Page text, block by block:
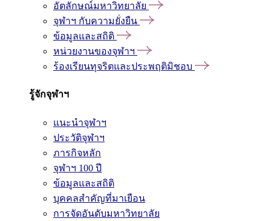
อัตลักษณ์มหาวิทยาลัย
จุฬาฯ กับความยั่งยืน
ข้อมูลและสถิติ
หน่วยงานของจุฬาฯ
ร้องเรียนทุจริตและประพฤติมิชอบ
รู้จักจุฬาฯ
แนะนำจุฬาฯ
ประวัติจุฬาฯ
ภารกิจหลัก
จุฬาฯ 100 ปี
ข้อมูลและสถิติ
บุคคลสำคัญที่มาเยือน
การจัดอันดับมหาวิทยาลัย